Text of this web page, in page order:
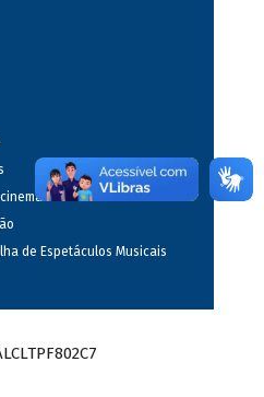
de Espetáculos Musicais